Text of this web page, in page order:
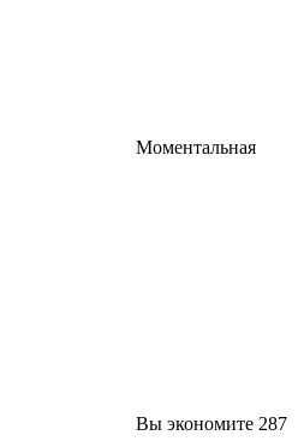
Моментальная
Вы экономите 287